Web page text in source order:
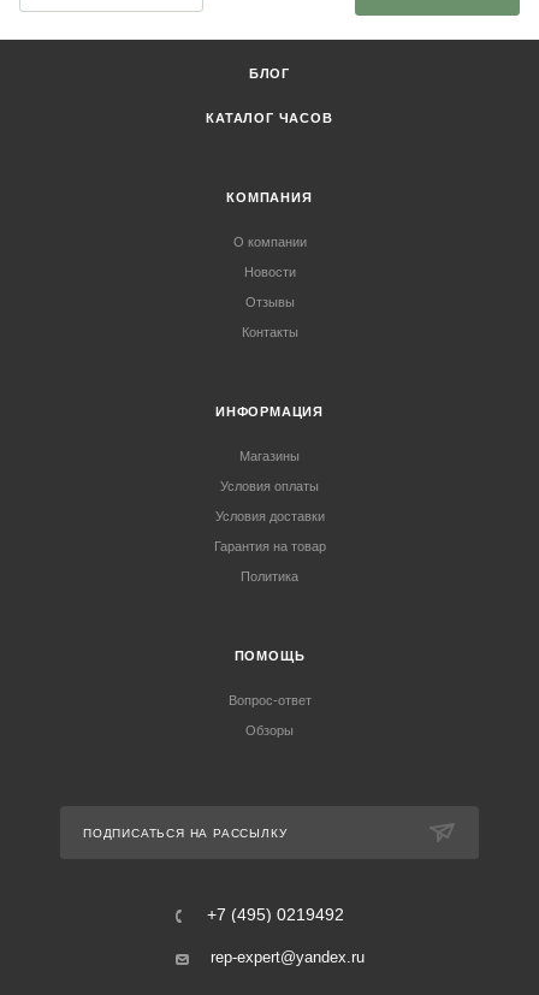
БЛОГ
КАТАЛОГ ЧАСОВ
КОМПАНИЯ
О компании
Новости
Отзывы
Контакты
ИНФОРМАЦИЯ
Магазины
Условия оплаты
Условия доставки
Гарантия на товар
Политика
ПОМОЩЬ
Вопрос-ответ
Обзоры
ПОДПИСАТЬСЯ НА РАССЫЛКУ
+7 (495) 0219492
rep-expert@yandex.ru